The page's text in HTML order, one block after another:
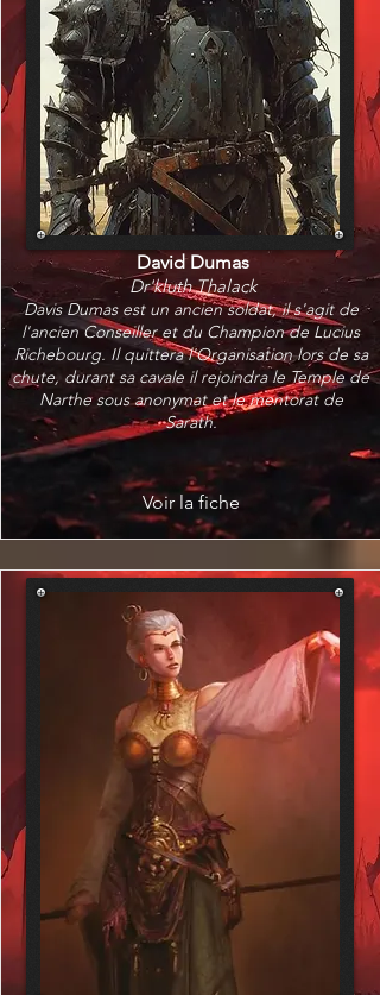
David Dumas
Dr'kluth Thalack
Davis Dumas est un ancien soldat, il s'agit de
l'ancien Conseiller et du Champion de Lucius
Richebourg. Il quittera l'Organisation lors de sa
chute, durant sa cavale il rejoindra le Temple de
Narthe sous anonymat et le mentorat de
Sarath.
Voir la fiche